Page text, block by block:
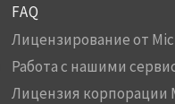
FAQ
Лицензирование от
Работа с нашими
Лицензия корпорации